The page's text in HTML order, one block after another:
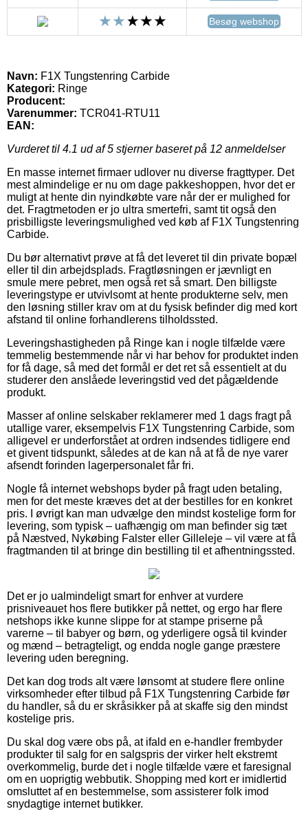
Besøg webshop
Navn: F1X Tungstenring Carbide
Kategori: Ringe
Producent:
Varenummer: TCR041-RTU11
EAN:
Vurderet til 4.1 ud af 5 stjerner baseret på 12 anmeldelser
En masse internet firmaer udlover nu diverse fragttyper. Det
mest almindelige er nu om dage pakkeshoppen, hvor det er
muligt at hente din nyindkøbte vare når der er mulighed for
det. Fragtmetoden er jo ultra smertefri, samt tit også den
prisbilligste leveringsmulighed ved køb af F1X Tungstenring
Carbide.
Du bør alternativt prøve at få det leveret til din private bopæl
eller til din arbejdsplads. Fragtløsningen er jævnligt en
smule mere pebret, men også ret så smart. Den billigste
leveringstype er utvivlsomt at hente produkterne selv, men
den løsning stiller krav om at du fysisk befinder dig med kort
afstand til online forhandlerens tilholdssted.
Leveringshastigheden på Ringe kan i nogle tilfælde være
temmelig bestemmende når vi har behov for produktet inden
for få dage, så med det formål er det ret så essentielt at du
studerer den anslåede leveringstid ved det pågældende
produkt.
Masser af online selskaber reklamerer med 1 dags fragt på
utallige varer, eksempelvis F1X Tungstenring Carbide, som
alligevel er underforstået at ordren indsendes tidligere end
et givent tidspunkt, således at de kan nå at få de nye varer
afsendt forinden lagerpersonalet får fri.
Nogle få internet webshops byder på fragt uden betaling,
men for det meste kræves det at der bestilles for en konkret
pris. I øvrigt kan man udvælge den mindst kostelige form for
levering, som typisk – uafhængig om man befinder sig tæt
på Næstved, Nykøbing Falster eller Gilleleje – vil være at få
fragtmanden til at bringe din bestilling til et afhentningssted.
Det er jo ualmindeligt smart for enhver at vurdere
prisniveauet hos flere butikker på nettet, og ergo har flere
netshops ikke kunne slippe for at stampe priserne på
varerne – til babyer og børn, og yderligere også til kvinder
og mænd – betragteligt, og endda nogle gange præstere
levering uden beregning.
Det kan dog trods alt være lønsomt at studere flere online
virksomheder efter tilbud på F1X Tungstenring Carbide før
du handler, så du er skråsikker på at skaffe sig den mindst
kostelige pris.
Du skal dog være obs på, at ifald en e-handler frembyder
produkter til salg for en salgspris der virker helt ekstremt
overkommelig, burde det i nogle tilfælde være et faresignal
om en uoprigtig webbutik. Shopping med kort er imidlertid
omsluttet af en bestemmelse, som assisterer folk imod
snydagtige internet butikker.